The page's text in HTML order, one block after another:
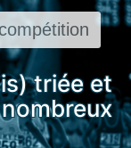
triée et